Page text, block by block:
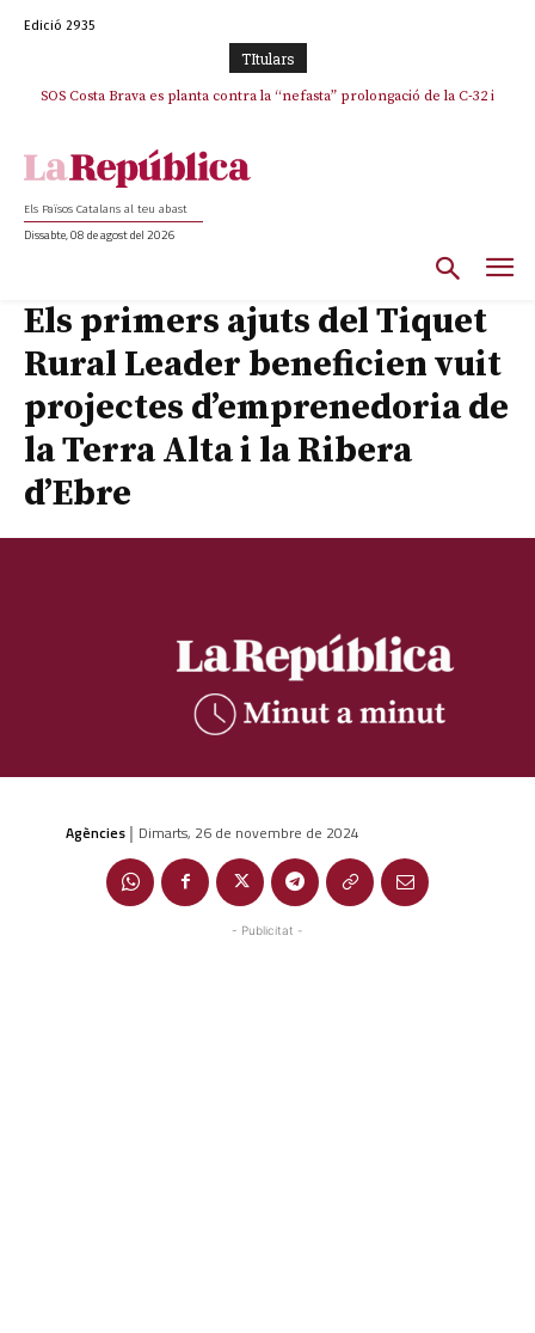
Edició 2935
TItulars
SOS Costa Brava es planta contra la “nefasta” prolongació de la C-32 i
Els Països Catalans al teu abast
Dissabte, 08 de agost del 2026
Els primers ajuts del Tiquet
Rural Leader beneficien vuit
projectes d’emprenedoria de
la Terra Alta i la Ribera
d’Ebre
Agències | Dimarts, 26 de novembre de 2024
- Publicitat -